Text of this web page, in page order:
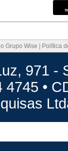
Grupo Wise Política
971 -
•